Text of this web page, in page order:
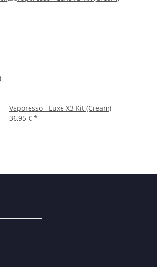
Vaporesso - Luxe X3 Kit (Cream)
36,95 € *